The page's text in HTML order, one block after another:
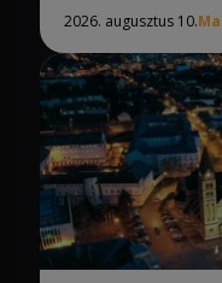
2026. augusztus 10.